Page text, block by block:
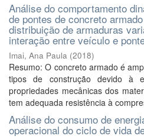
Análise do comportamento
de pontes de concreto
distribuição de armaduras
interação entre veículo e
Imai, Ana Paula (2018)
Resumo: O concreto armado é
tipos de construção devido à
propriedades mecânicas dos
tem adequada resistência à
Análise do consumo de
operacional do ciclo de vida